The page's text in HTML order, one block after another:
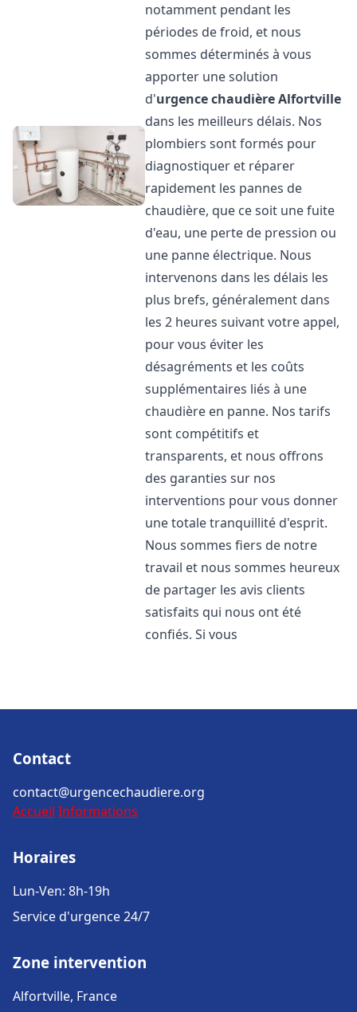
notamment pendant les
périodes de froid, et nous
sommes déterminés à vous
apporter une solution
d'urgence chaudièreAlfortville
dans les meilleurs délais. Nos
plombiers sont formés pour
diagnostiquer et réparer
rapidement les pannes de
chaudière, que ce soit une fuite
d'eau, une perte de pression ou
une panne électrique. Nous
intervenons dans les délais les
plus brefs, généralement dans
les 2 heures suivant votre appel,
pour vous éviter les
désagréments et les coûts
supplémentaires liés à une
chaudière en panne. Nos tarifs
sont compétitifs et
transparents, et nous offrons
des garanties sur nos
interventions pour vous donner
une totale tranquillité d'esprit.
Nous sommes fiers de notre
travail et nous sommes heureux
de partager les avis clients
satisfaits qui nous ont été
confiés. Si vous
Contact
contact@urgencechaudiere.org
Accueil Informations
Horaires
Lun-Ven: 8h-19h
Service d'urgence 24/7
Zone intervention
Alfortville, France